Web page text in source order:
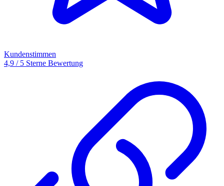
Kundenstimmen
4,9 / 5 Sterne Bewertung